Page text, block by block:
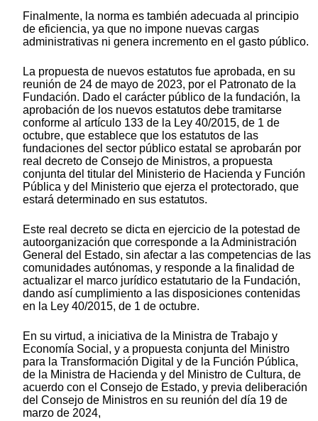
Finalmente, la norma es también adecuada al principio
de eficiencia, ya que no impone nuevas cargas
administrativas ni genera incremento en el gasto público.
La propuesta de nuevos estatutos fue aprobada, en su
reunión de 24 de mayo de 2023, por el Patronato de la
Fundación. Dado el carácter público de la fundación, la
aprobación de los nuevos estatutos debe tramitarse
conforme al artículo 133 de la Ley 40/2015, de 1 de
octubre, que establece que los estatutos de las
fundaciones del sector público estatal se aprobarán por
real decreto de Consejo de Ministros, a propuesta
conjunta del titular del Ministerio de Hacienda y Función
Pública y del Ministerio que ejerza el protectorado, que
estará determinado en sus estatutos.
Este real decreto se dicta en ejercicio de la potestad de
autoorganización que corresponde a la Administración
General del Estado, sin afectar a las competencias de las
comunidades autónomas, y responde a la finalidad de
actualizar el marco jurídico estatutario de la Fundación,
dando así cumplimiento a las disposiciones contenidas
en la Ley 40/2015, de 1 de octubre.
En su virtud, a iniciativa de la Ministra de Trabajo y
Economía Social, y a propuesta conjunta del Ministro
para la Transformación Digital y de la Función Pública,
de la Ministra de Hacienda y del Ministro de Cultura, de
acuerdo con el Consejo de Estado, y previa deliberación
del Consejo de Ministros en su reunión del día 19 de
marzo de 2024,